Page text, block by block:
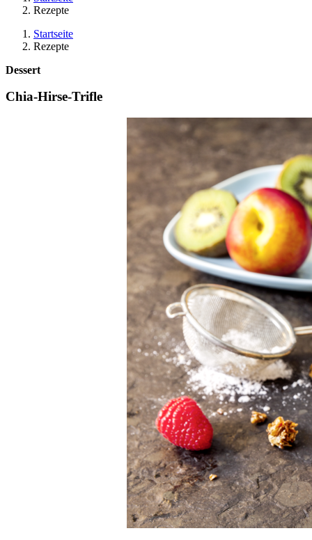
Rezepte
Startseite
Rezepte
Dessert
Chia-Hirse-Trifle